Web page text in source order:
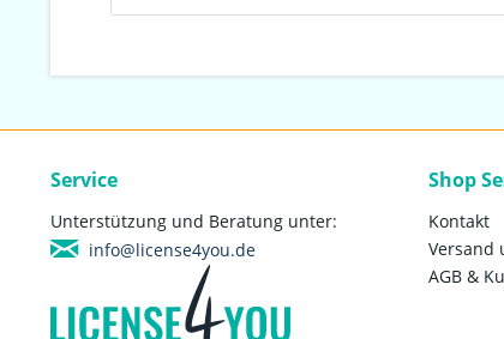
Service
Unterstützung und Beratung unter:
info@license4you.de
Shop
Kontakt
Versand
AGB &